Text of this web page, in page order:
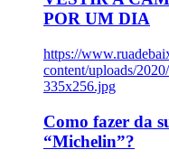
POR UM DIA
https://
content/uploads/
335x256.jpg
Como fazer da
“Michelin”?